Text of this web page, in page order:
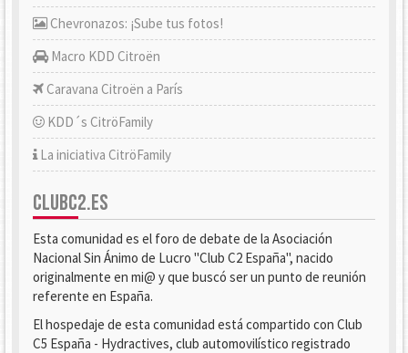
Chevronazos: ¡Sube tus fotos!
Macro KDD Citroën
Caravana Citroën a París
KDD´s CitröFamily
La iniciativa CitröFamily
CLUBC2.ES
Esta comunidad es el foro de debate de la Asociación
Nacional Sin Ánimo de Lucro "Club C2 España", nacido
originalmente en mi@ y que buscó ser un punto de reunión
referente en España.
El hospedaje de esta comunidad está compartido con Club
C5 España - Hydractives, club automovilístico registrado